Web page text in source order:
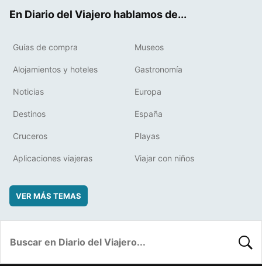
En Diario del Viajero hablamos de...
Guías de compra Museos
Alojamientos y hoteles Gastronomía
Noticias Europa
Destinos España
Cruceros Playas
Aplicaciones viajeras Viajar con niños
VER MÁS TEMAS